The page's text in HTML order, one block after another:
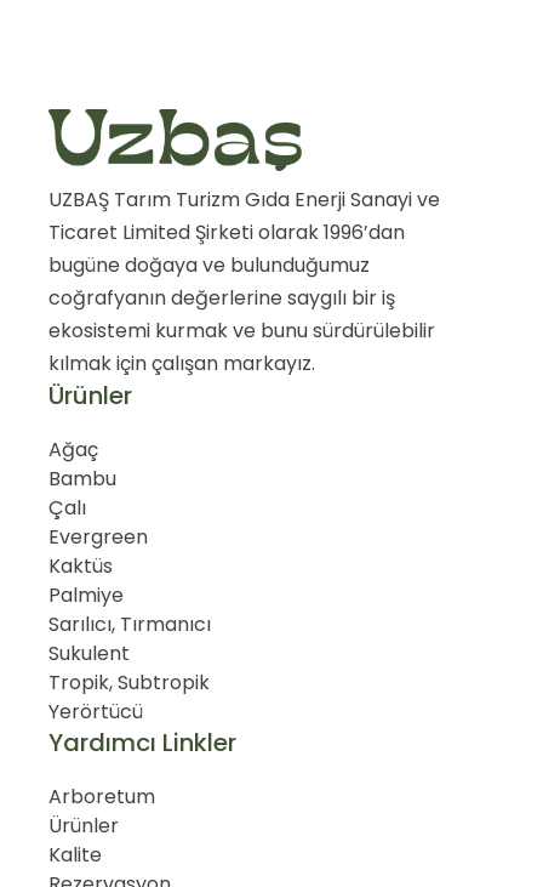
UZBAŞ Tarım Turizm Gıda Enerji Sanayi ve
Ticaret Limited Şirketi olarak 1996’dan
bugüne doğaya ve bulunduğumuz
coğrafyanın değerlerine saygılı bir iş
ekosistemi kurmak ve bunu sürdürülebilir
kılmak için çalışan markayız.
Ürünler
Ağaç
Bambu
Çalı
Evergreen
Kaktüs
Palmiye
Sarılıcı, Tırmanıcı
Sukulent
Tropik, Subtropik
Yerörtücü
Yardımcı Linkler
Arboretum
Ürünler
Kalite